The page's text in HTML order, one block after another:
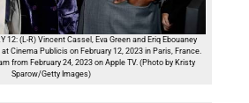
12: (L-R) Vincent Cassel, Eva Green and Eriq Ebouaney
Cinema Publicis on February 12, 2023 in Paris, France.
from February 24, 2023 on Apple TV. (Photo by Kristy
Sparow/Getty Images)